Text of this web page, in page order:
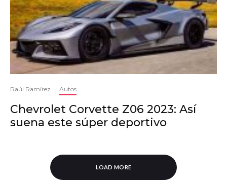
Raúl Ramírez · Autos
Chevrolet Corvette Z06 2023: Así
suena este súper deportivo
LOAD MORE